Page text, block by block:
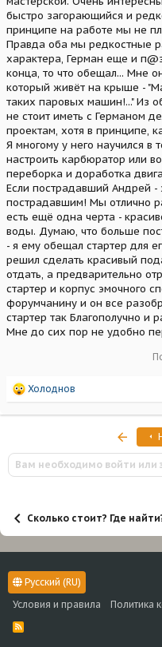
быстро загорающийся и
принципе на работе мы не
Правда оба мы редкостные
характера, Герман еще и
конца, то что обещал... Мне
который живёт на крыше -
таких паровых машин!..." Из
не стоит иметь с Германом
проектам, хотя в принципе,
Я многому у него научился в
настроить карбюратор или
переборка и доработка
Если пострадавший Андрей -
пострадавшим! Мы отлично
есть ещё одна черта -
воды. Думаю, что больше
- я ему обещал стартер для
решил сделать красивый
отдать, а предварительно
стартер и корпус эмочного
форумчанину и он все
стартер так Благополучно и
Мне до сих пор не удобно
Р
а
и
и
:
Холоднов
Вам необходимо войти или
Сколько стоит? Где
Русский (RU)
Условия и правила
Политика
R
S